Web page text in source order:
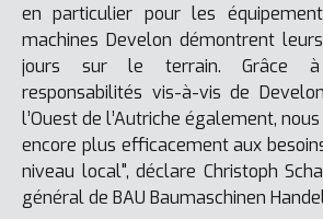
en particulier pour les
machines Develon démontrent
jours sur le terrain. Grâce à
responsabilités vis-à-vis de
l’Ouest de l’Autriche également,
encore plus efficacement aux
niveau local", déclare Christoph
général de BAU Baumaschinen